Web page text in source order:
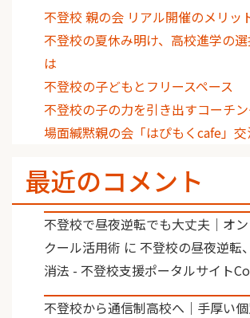
不登校 親の会 リアル開催のメリッ
不登校の夏休み明け、高校進学の
は
不登校の子どもとフリースペース
不登校の子の力を引き出すコーチ
場面緘黙親の会「はぴもくcafe」
最近のコメント
不登校で昼夜逆転でも大丈夫｜オ
クール活用術 に 不登校の昼夜逆転
消法 - 不登校支援ポータルサイト
不登校から通信制高校へ｜手厚い